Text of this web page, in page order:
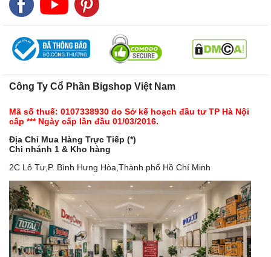
Công Ty Cổ Phần Bigshop Việt Nam
Mã số thuế: 0107338930 do Sở kế hoạch đầu tư TP Hà Nội
cấp *** Ngày cấp lần đầu 01/03/2016.
Địa Chỉ Mua Hàng Trực Tiếp (*)
Chi nhánh 1 & Kho hàng
2C Lô Tư,P. Bình Hưng Hòa,Thành phố Hồ Chí Minh